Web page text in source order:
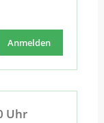
Anmelden
Uhr